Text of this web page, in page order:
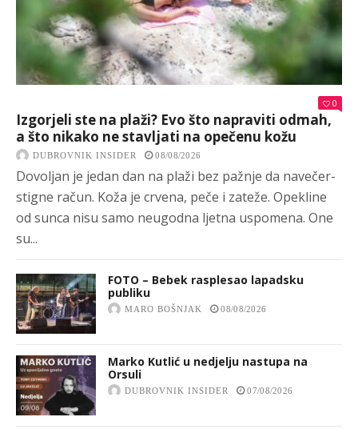
0
Izgorjeli ste na plaži? Evo što napraviti odmah,
a što nikako ne stavljati na opečenu kožu
DUBROVNIK INSIDER 08/08/2026
Dovoljan je jedan dan na plaži bez pažnje da navečer-
stigne račun. Koža je crvena, peče i zateže. Opekline
od sunca nisu samo neugodna ljetna uspomena. One
su...
FOTO – Bebek rasplesao lapadsku
publiku
MARO BOŠNJAK 08/08/2026
Marko Kutlić u nedjelju nastupa na
Orsuli
DUBROVNIK INSIDER 07/08/2026